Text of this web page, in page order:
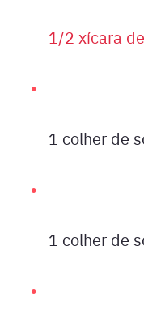
1/2 xícara
1 colher de
1 colher de